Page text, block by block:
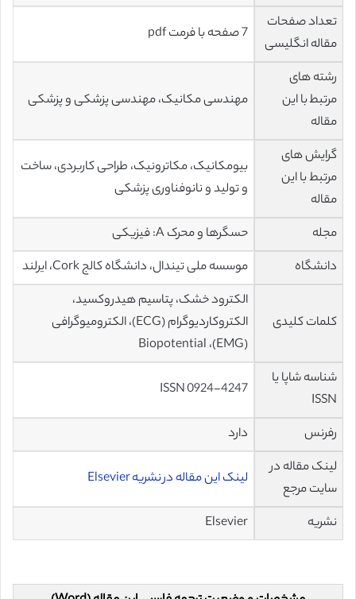
تعداد صفحات
مقاله انگلیسی
7 صفحه با فرمت pdf
رشته های
مرتبط با این
مقاله
مهندسی مکانیک، مهندسی پزشکی و پزشکی
گرایش های
مرتبط با این
مقاله
بیومکانیک، مکاترونیک، طراحی کاربردی، ساخت
و تولید و نانوفناوری پزشکی
مجله
حسگرها و محرک A: فیزیکی
دانشگاه
موسسه ملی تیندال، دانشگاه کالج Cork، ایرلند
کلمات کلیدی
الکترود خشک، پتاسیم هیدروکسید،
الکتروکاردیوگرام (ECG)، الکترومیوگرافی
(EMG)، Biopotential
شناسه شاپا یا
ISSN
ISSN 0924-4247
رفرنس
دارد
لینک مقاله در
سایت مرجع
لینک این مقاله در نشریه Elsevier
نشریه Elsevier